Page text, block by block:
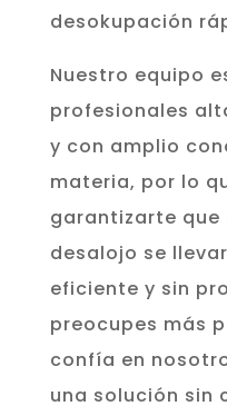
desokupación
Nuestro equipo
profesionales
y con amplio
materia, por lo
garantizarte que
desalojo se
eficiente y sin
preocupes más
confía en
una solución sin